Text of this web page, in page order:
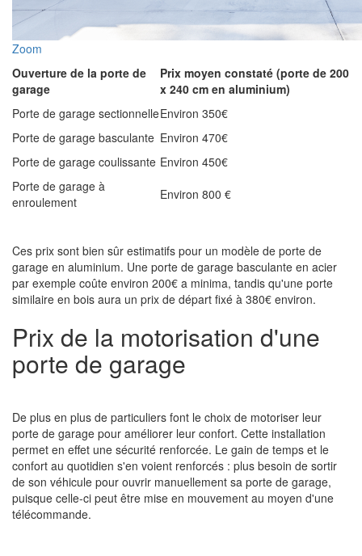
Zoom
Ouverture de la porte de
garage
Prix moyen constaté (porte de 200
x 240 cm en aluminium)
Porte de garage sectionnelleEnviron 350€
Porte de garage basculante Environ 470€
Porte de garage coulissante Environ 450€
Porte de garage à
enroulement
Environ 800 €
Ces prix sont bien sûr estimatifs pour un modèle de porte de
garage en aluminium. Une porte de garage basculante en acier
par exemple coûte environ 200€ a minima, tandis qu'une porte
similaire en bois aura un prix de départ fixé à 380€ environ.
Prix de la motorisation d'une
porte de garage
De plus en plus de particuliers font le choix de motoriser leur
porte de garage pour améliorer leur confort. Cette installation
permet en effet une sécurité renforcée. Le gain de temps et le
confort au quotidien s'en voient renforcés : plus besoin de sortir
de son véhicule pour ouvrir manuellement sa porte de garage,
puisque celle-ci peut être mise en mouvement au moyen d'une
télécommande.